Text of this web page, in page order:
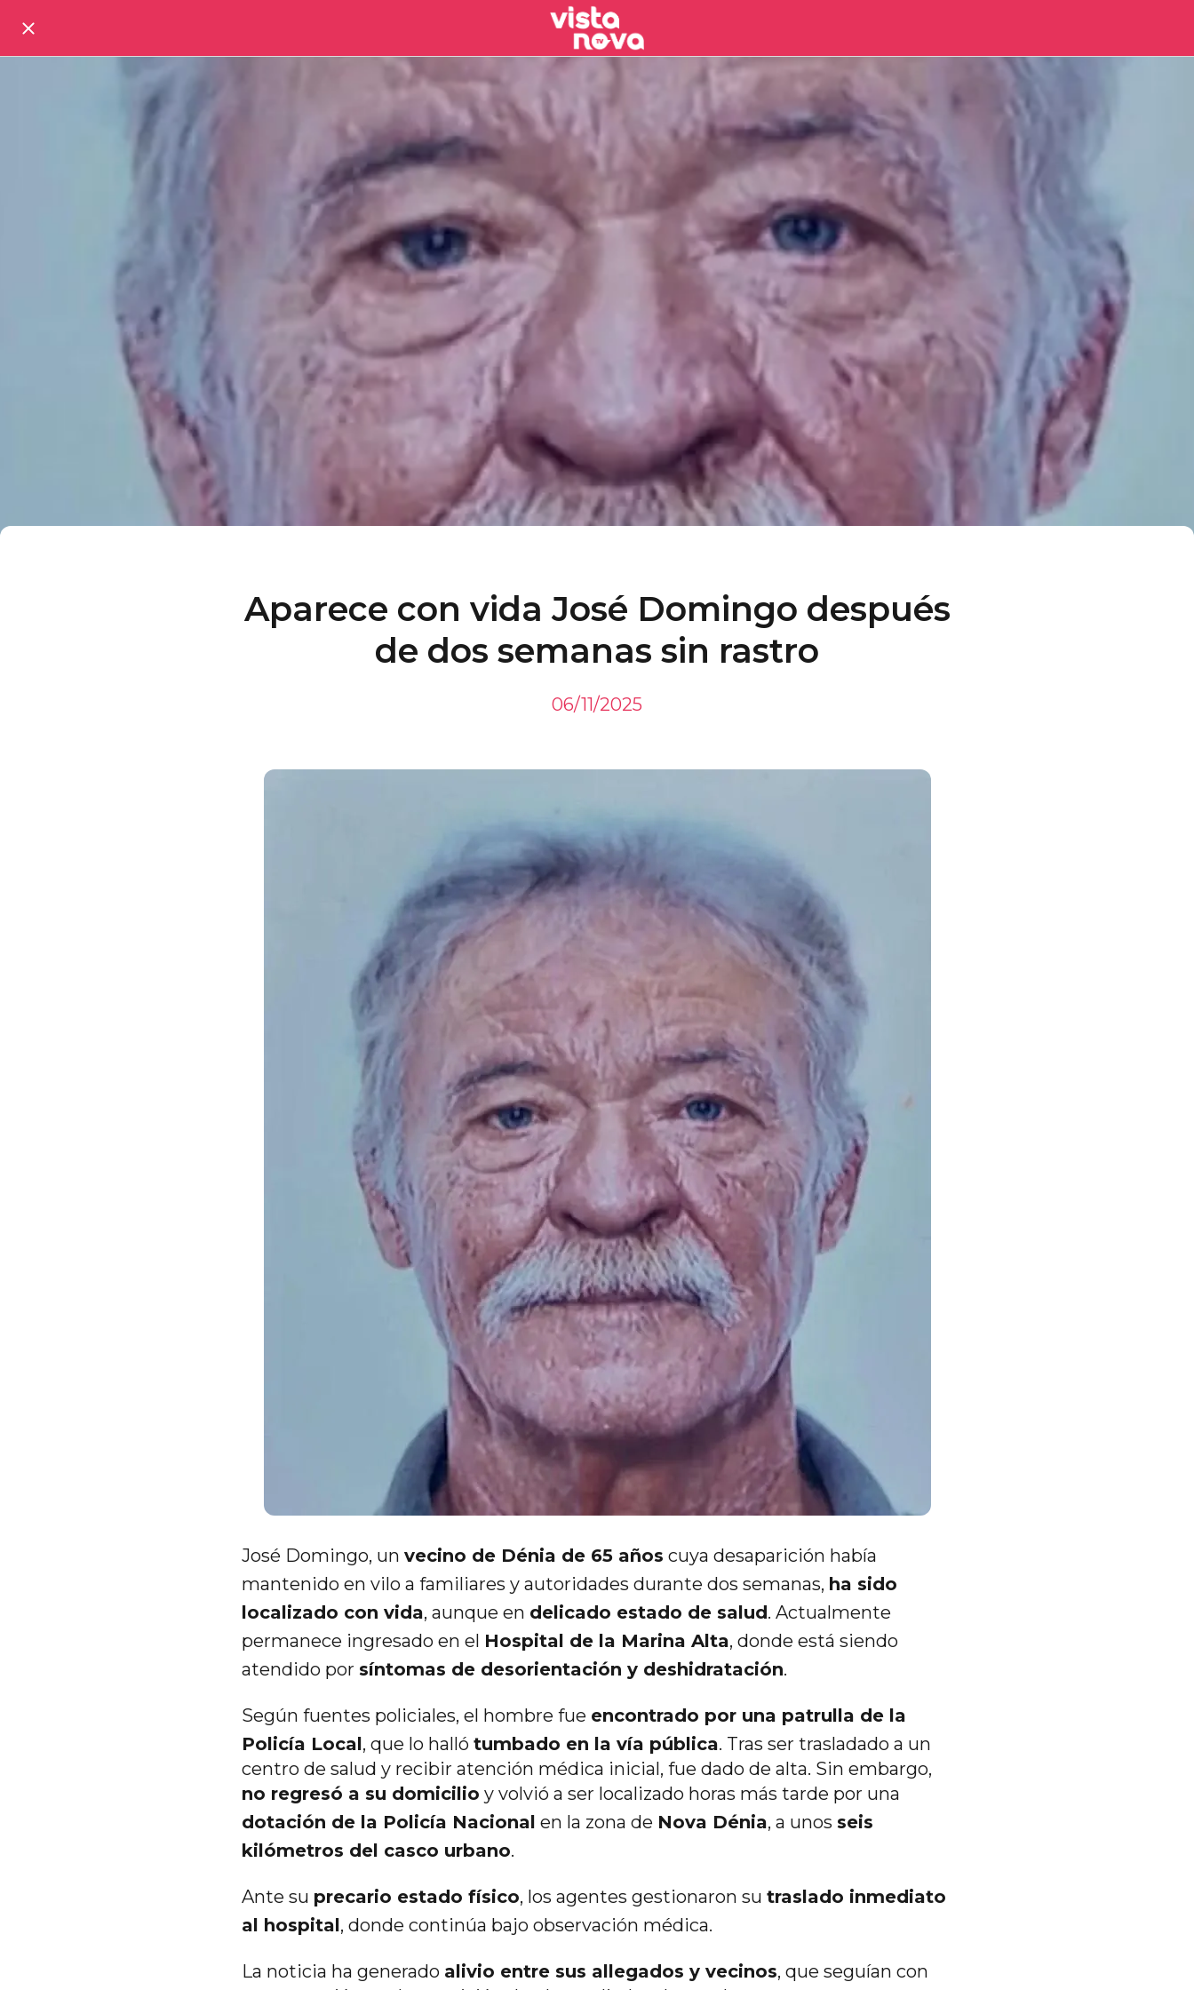
Aparece con vida José Domingo después
de dos semanas sin rastro
06/11/2025
José Domingo, un vecino de Dénia de 65 años cuya desaparición había
mantenido en vilo a familiares y autoridades durante dos semanas, ha sido
localizado con vida, aunque en delicado estado de salud. Actualmente
permanece ingresado en el Hospital de la Marina Alta, donde está siendo
atendido por síntomas de desorientación y deshidratación.
Según fuentes policiales, el hombre fue encontrado por una patrulla de la
Policía Local, que lo halló tumbado en la vía pública. Tras ser trasladado a un
centro de salud y recibir atención médica inicial, fue dado de alta. Sin embargo,
no regresó a su domicilio y volvió a ser localizado horas más tarde por una
dotación de la Policía Nacional en la zona de Nova Dénia, a unos seis
kilómetros del casco urbano.
Ante su precario estado físico, los agentes gestionaron su traslado inmediato
al hospital, donde continúa bajo observación médica.
La noticia ha generado alivio entre sus allegados y vecinos, que seguían con